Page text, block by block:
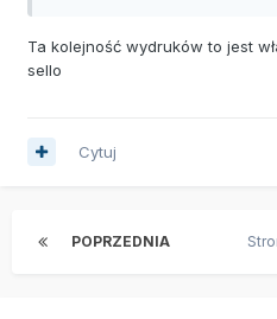
Ta kolejność wydruków to jest
sello
Cytuj
POPRZEDNIA